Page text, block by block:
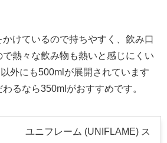
けているので持ちやすく、飲み口
で熱々な飲み物も熱いと感じにくい
外にも500mlが展開されています
るなら350mlがおすすめです。
ユニフレーム (UNIFLAME) ス